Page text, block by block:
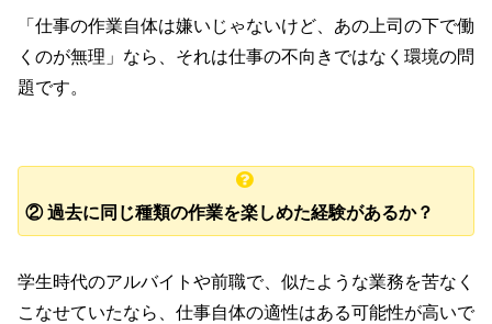
「仕事の作業自体は嫌いじゃないけど、あの上司の下で働
くのが無理」なら、それは仕事の不向きではなく環境の問
題です。
② 過去に同じ種類の作業を楽しめた経験があるか？
学生時代のアルバイトや前職で、似たような業務を苦なく
こなせていたなら、仕事自体の適性はある可能性が高いで